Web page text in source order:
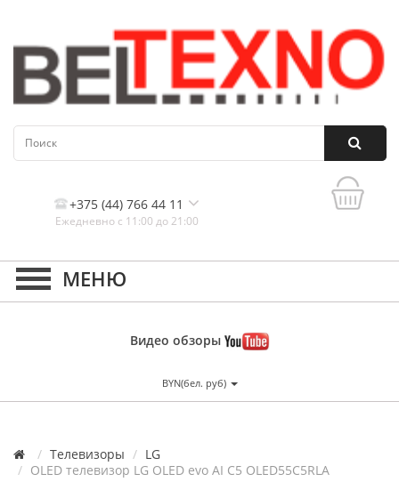
+375 (44) 766 44 11
Ежедневно с 11:00 до 21:00
Контакты, и схема проезда
Видео обзоры
BYN(бел. руб)
Телевизоры
LG
OLED телевизор LG OLED evo AI C5 OLED55C5RLA